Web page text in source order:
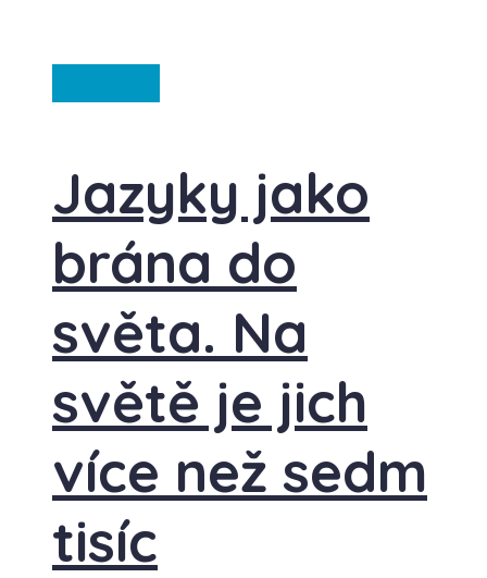
Jazyky jako
brána do
světa. Na
světě je jich
více než sedm
tisíc